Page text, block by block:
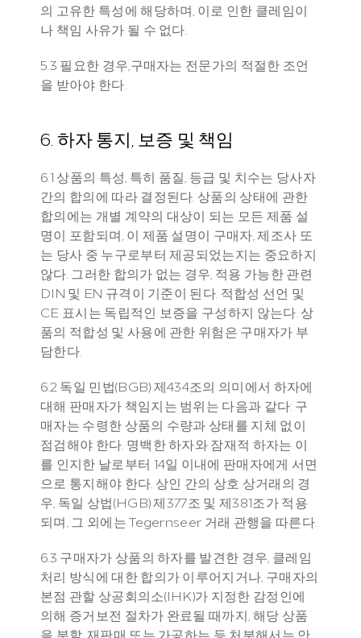
의 고유한 특성에 해당하며, 이로 인한 클레임이
나 책임 사유가 될 수 없다.
5.3 필요한 경우,구매자는 전문가의 적절한 조언
을 받아야 한다.
6. 하자 통지, 보증 및 책임
6.1 상품의 특성, 특히 품질, 등급 및 치수는 당사자
간의 합의에 따라 결정된다. 상품의 상태에 관한
합의에는 개별 계약의 대상이 되는 모든 제품 설
명이 포함되며, 이 제품 설명이 구매자, 제조사 또
는 당사 중 누구로부터 제공되었는지는 중요하지
않다. 그러한 합의가 없는 경우, 적용 가능한 관련
DIN 및 EN 규격이 기준이 된다. 적합성 선언 및
CE 표시는 독립적인 보증을 구성하지 않는다. 상
품의 적합성 및 사용에 관한 위험은 구매자가 부
담한다.
6.2 독일 민법(BGB) 제434조의 의미에서 하자에
대해 판매자가 책임지는 범위는 다음과 같다: 구
매자는 수령한 상품의 수량과 상태를 지체 없이
점검해야 한다. 명백한 하자와 잠재적 하자는 이
를 인지한 날로부터 14일 이내에 판매자에게 서면
으로 통지해야 한다. 상인 간의 상호 상거래의 경
우, 독일 상법(HGB) 제377조 및 제381조가 적용
되며, 그 외에는 Tegernseer 거래 관행을 따른다.
6.3 구매자가 상품의 하자를 발견한 경우, 클레임
처리 방식에 대한 합의가 이루어지거나, 구매자의
본점 관할 상공회의소(IHK)가 지정한 감정인에
의해 증거보전 절차가 완료될 때까지, 해당 상품
을 분할, 재판매 또는 가공하는 등 처분해서는 안